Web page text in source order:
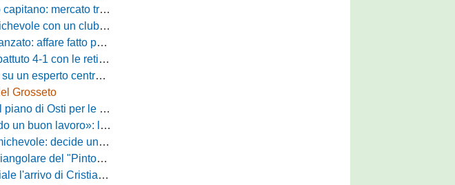
esperti e l'addio a Daffara
club di D verso la Coppa
fatto per Della Pietra
Esposito, Suhs e Maggio
centrocampista
Grosseto
e la suggestione Almena
Bonera accende la Pro Vercelli
rigore di Zuppel a Bastia
del "Pinto": il report
Padula dal Torino